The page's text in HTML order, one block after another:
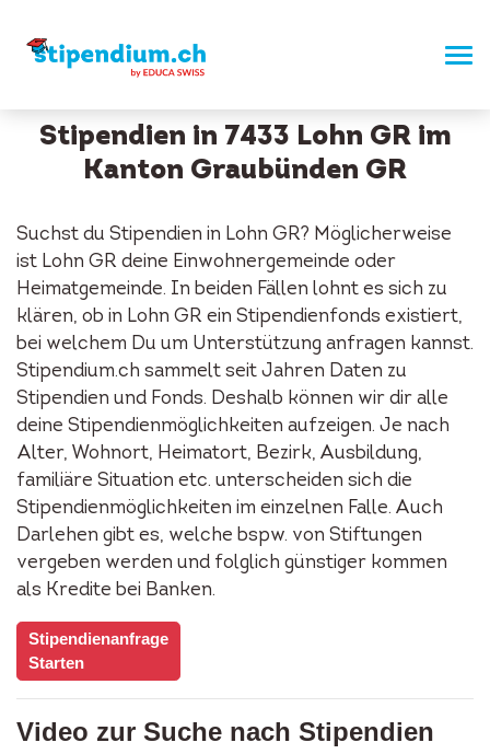
Stipendien in 7433 Lohn GR im
Kanton Graubünden GR
Suchst du Stipendien in Lohn GR? Möglicherweise
ist Lohn GR deine Einwohnergemeinde oder
Heimatgemeinde. In beiden Fällen lohnt es sich zu
klären, ob in Lohn GR ein Stipendienfonds existiert,
bei welchem Du um Unterstützung anfragen kannst.
Stipendium.ch sammelt seit Jahren Daten zu
Stipendien und Fonds. Deshalb können wir dir alle
deine Stipendienmöglichkeiten aufzeigen. Je nach
Alter, Wohnort, Heimatort, Bezirk, Ausbildung,
familiäre Situation etc. unterscheiden sich die
Stipendienmöglichkeiten im einzelnen Falle. Auch
Darlehen gibt es, welche bspw. von Stiftungen
vergeben werden und folglich günstiger kommen
als Kredite bei Banken.
Stipendienanfrage
Starten
Video zur Suche nach Stipendien